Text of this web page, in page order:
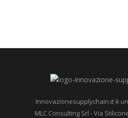
Innovazionesupplychain.it è
MLC Consulting Srl - Via